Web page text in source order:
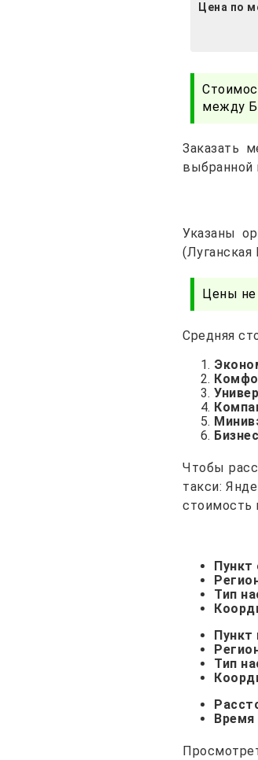
Цена по
между
Заказать
выбранной
Указаны
(Луганская
Цены не
Средняя
Бизнес
Чтобы
такси:
стоимость
Пункт
Тип
Пункт
Тип
Время